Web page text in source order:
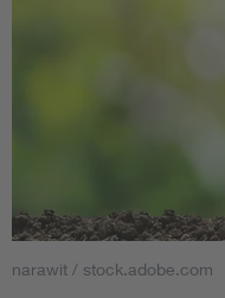
Mobility
narawit / stock.adobe.com